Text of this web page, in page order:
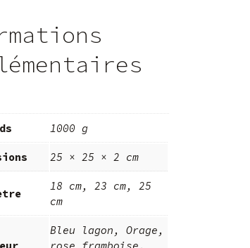
1000 g
25 × 25 × 2 cm
18 cm, 23 cm, 25
cm
Bleu lagon, Orage,
rose framboise,